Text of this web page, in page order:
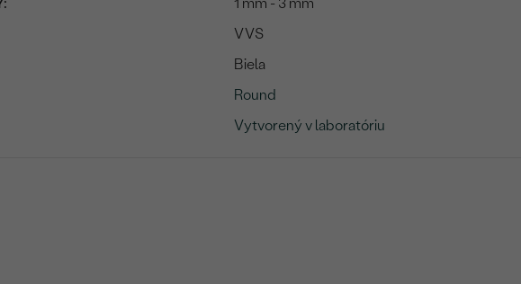
VVS
Biela
Round
Vytvorený v laboratóriu